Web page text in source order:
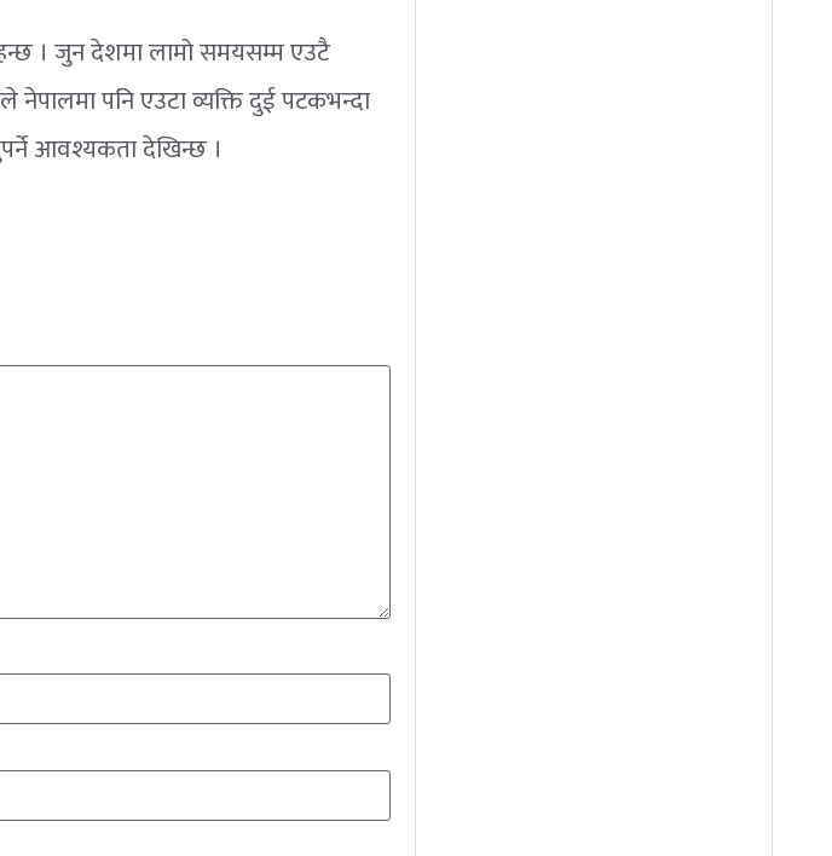
रहन्छ । जुन देशमा लामो समयसम्म एउटै
पनि एउटा व्यक्ति दुई पटकभन्दा
आवश्यकता देखिन्छ ।